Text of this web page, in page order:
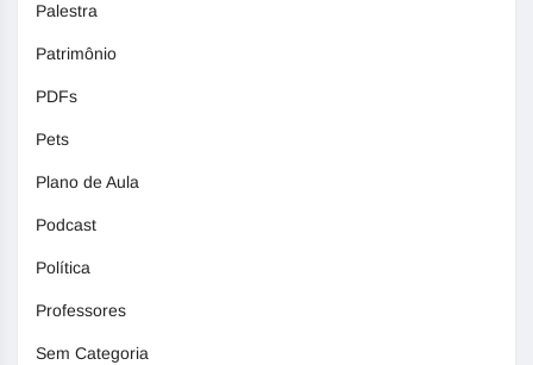
Palestra
Patrimônio
PDFs
Pets
Plano de Aula
Podcast
Política
Professores
Sem Categoria